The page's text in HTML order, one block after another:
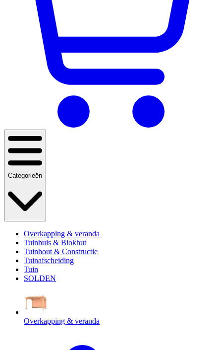
Categorieën
Overkapping & veranda
Tuinhuis & Blokhut
Tuinhout & Constructie
Tuinafscheiding
Tuin
SOLDEN
Overkapping & veranda